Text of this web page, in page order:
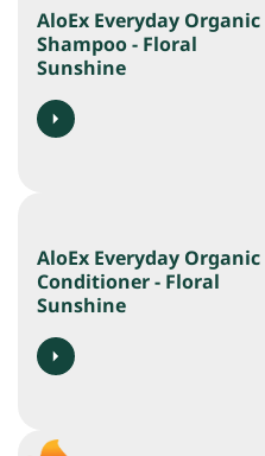
AloEx Everyday Organic
Shampoo - Floral
Sunshine
AloEx Everyday Organic
Conditioner - Floral
Sunshine